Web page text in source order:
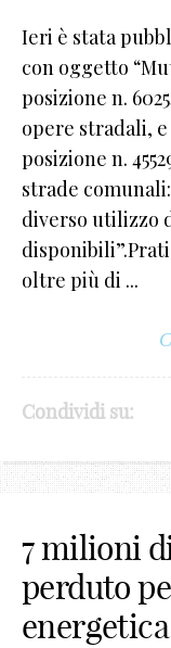
Ieri è stata
con oggetto
posizione n.
opere stradali,
posizione n.
strade
diverso utilizzo
oltre più di ...
Condividi su:
7 milioni
perduto